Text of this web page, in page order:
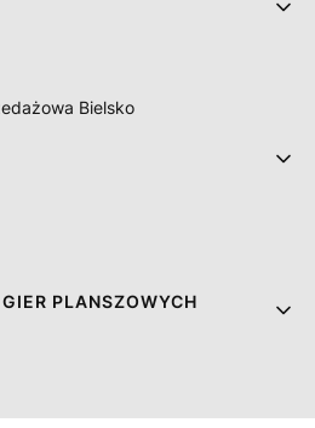
Bielsko
PLANSZOWYCH